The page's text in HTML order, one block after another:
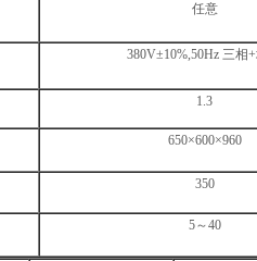
任意
380V±10%,50Hz 三相
1.3
650×600×960
350
5～40